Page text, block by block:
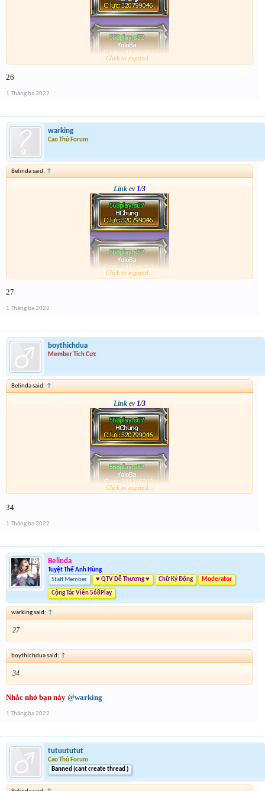
Click to expand...
26
1 Tháng ba 2022
warking
Cao Thủ Forum
Belinda said: ↑
Link ev1/3
Click to expand...
27
1 Tháng ba 2022
boythichdua
Member Tích Cực
Belinda said: ↑
Link ev1/3
Click to expand...
34
1 Tháng ba 2022
Belinda
Tuyệt Thế Anh Hùng
Staff Member
♥ QTV Dễ Thương ♥ Chữ Ký Động Moderator
Cộng Tác Viên 568Play
warking said: ↑
27
boythichdua said: ↑
34
Nhắc nhở bạn này @warking
1 Tháng ba 2022
tutuututut
Cao Thủ Forum
Banned (cant create thread )